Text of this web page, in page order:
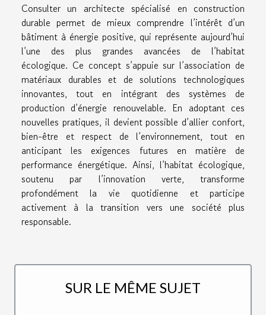
Consulter un architecte spécialisé en construction
durable permet de mieux comprendre l’intérêt d’un
bâtiment à énergie positive, qui représente aujourd’hui
l’une des plus grandes avancées de l’habitat
écologique. Ce concept s’appuie sur l’association de
matériaux durables et de solutions technologiques
innovantes, tout en intégrant des systèmes de
production d’énergie renouvelable. En adoptant ces
nouvelles pratiques, il devient possible d’allier confort,
bien-être et respect de l’environnement, tout en
anticipant les exigences futures en matière de
performance énergétique. Ainsi, l’habitat écologique,
soutenu par l’innovation verte, transforme
profondément la vie quotidienne et participe
activement à la transition vers une société plus
responsable.
SUR LE MÊME SUJET